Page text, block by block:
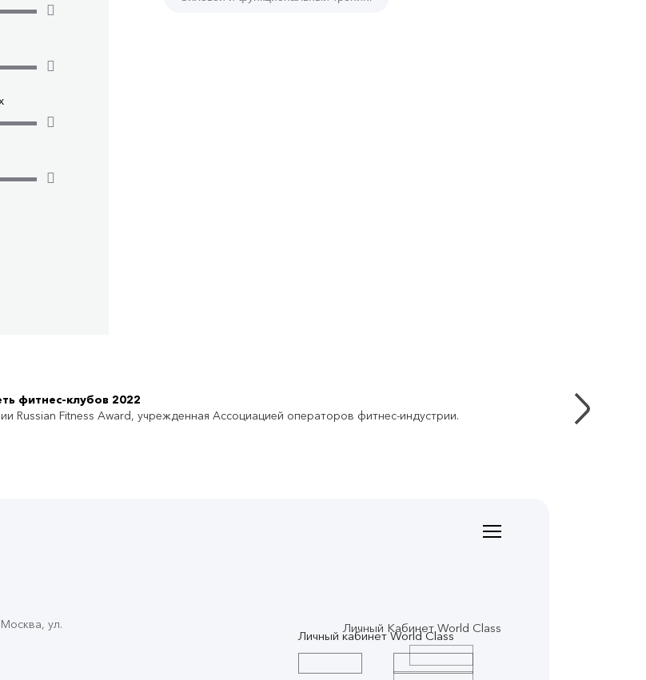
фитнес-клубов 2022
Russian Fitness Award, учрежденная Ассоциацией операторов фитнес-индустрии.
Личный Кабинет World Class
ул.
Личный кабинет World Class